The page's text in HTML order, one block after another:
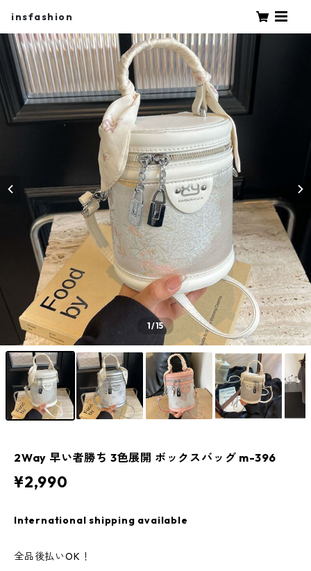
insfashion
1/15
2Way 早い者勝ち 3色展開 ボックスバッグ m-396
¥2,990
International shipping available
全品後払いOK！